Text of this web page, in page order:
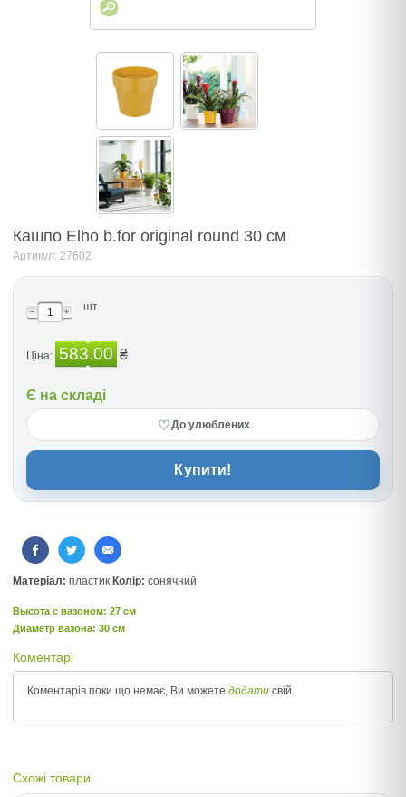
Кашпо Elho b.for original round 30 см
Артикул: 27602
шт.
Ціна: 583.00 ₴
Є на складі
♡До улюблених
Купити!
Матеріал: пластик Колір: сонячний
Высота c вазоном: 27 см
Диаметр вазона: 30 см
Коментарі
Коментарів поки що немає, Ви можете додати свій.
Схожі товари